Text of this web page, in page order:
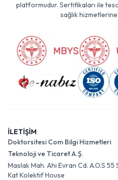
platformudur. Sertifikaları ile
sağlık
İLETİŞİM
Doktorsitesi Com Bilgi Hizmetleri
Teknoloji ve Ticaret A.Ş.
Maslak Mah. Ahi Evran Cd. A.O.S
Kat Kolektif House